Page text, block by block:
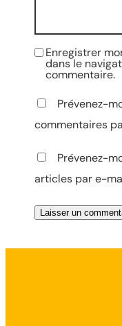
Enregistrer
dans le
commentaire.
Prévenez-
commentaires
Prévenez-
articles par e-